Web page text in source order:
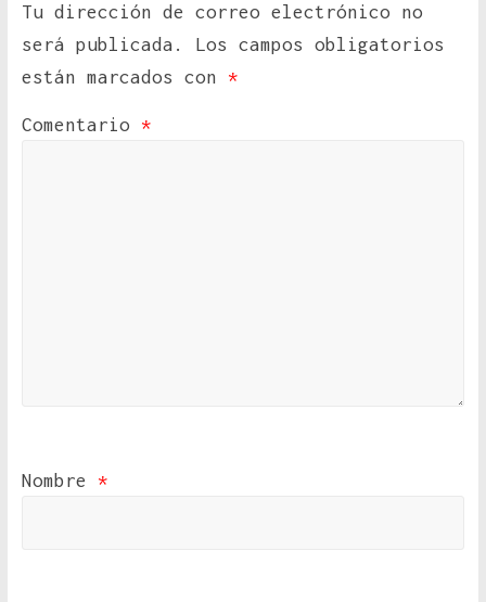
Tu dirección de correo electrónico no
será publicada.
Los campos obligatorios
están marcados con *
Comentario *
Nombre *